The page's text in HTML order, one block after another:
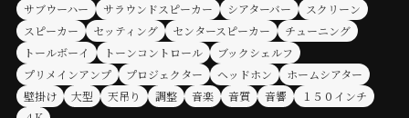
サブウーハー
サラウンドスピーカー シアターバー
スクリーン
スピーカー
セッティング センタースピーカー
チューニング
トールボーイ
トーンコントロール
ブックシェルフ
プリメインアンプ
プロジェクター ヘッドホン
ホームシアター
壁掛け
大型 天吊り 調整 音楽 音質 音響
１５０インチ